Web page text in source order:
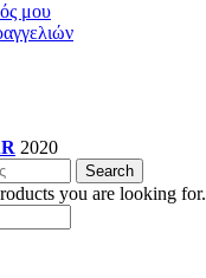
μου
2020
Search
you are looking for.